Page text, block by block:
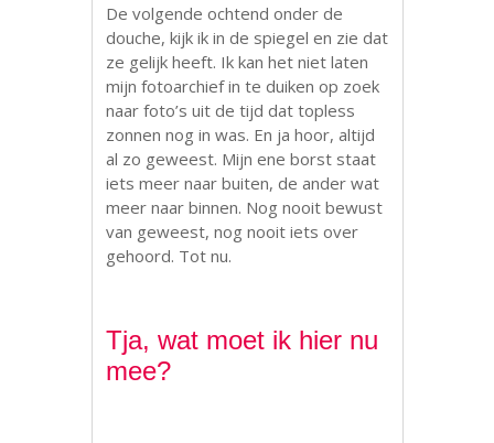
De volgende ochtend onder de
douche, kijk ik in de spiegel en zie dat
ze gelijk heeft. Ik kan het niet laten
mijn fotoarchief in te duiken op zoek
naar foto’s uit de tijd dat topless
zonnen nog in was. En ja hoor, altijd
al zo geweest. Mijn ene borst staat
iets meer naar buiten, de ander wat
meer naar binnen. Nog nooit bewust
van geweest, nog nooit iets over
gehoord. Tot nu.
Tja, wat moet ik hier nu
mee?